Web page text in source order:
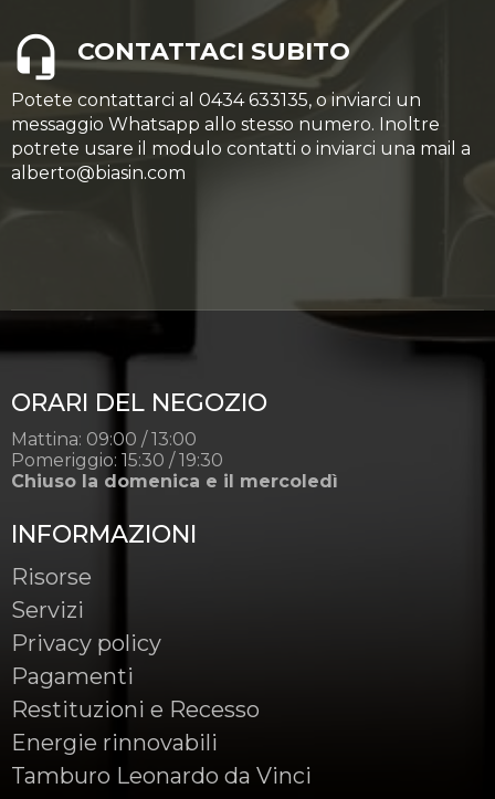
CONTATTACI SUBITO
Potete contattarci al 0434 633135, o inviarci un
messaggio Whatsapp allo stesso numero. Inoltre
potrete usare il modulo contatti o inviarci una mail a
alberto@biasin.com
ORARI DEL NEGOZIO
Mattina: 09:00 / 13:00
Pomeriggio: 15:30 / 19:30
Chiuso la domenica e il mercoledì
INFORMAZIONI
Risorse
Servizi
Privacy policy
Pagamenti
Restituzioni e Recesso
Energie rinnovabili
Tamburo Leonardo da Vinci